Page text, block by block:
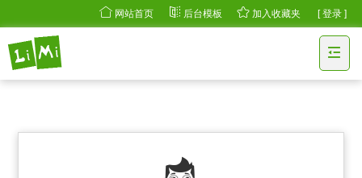
网站首页 后台模板 加入收藏夹 [ 登录 ]